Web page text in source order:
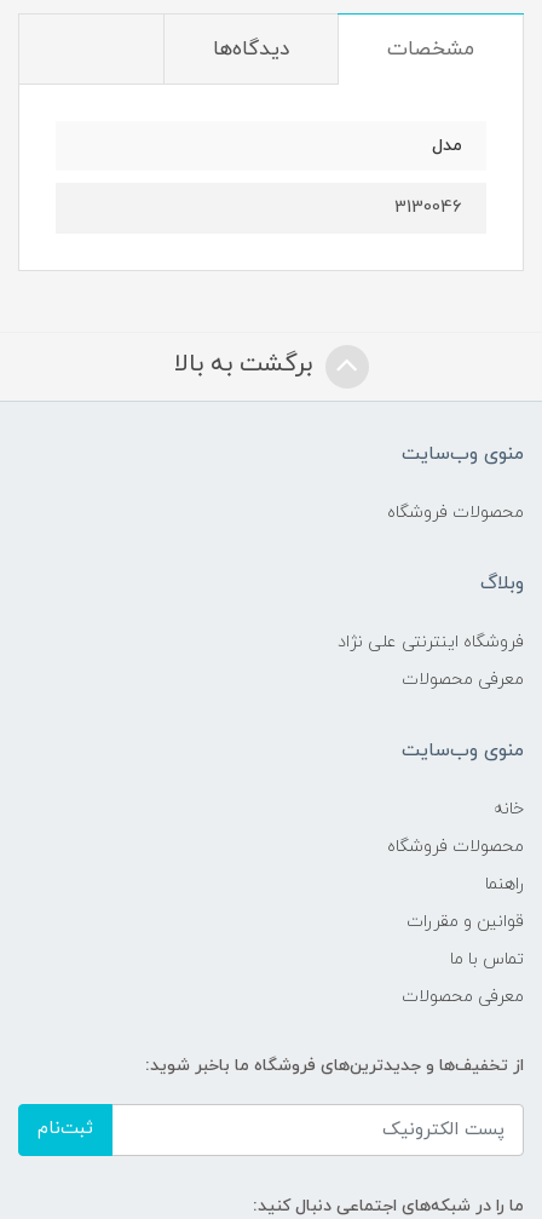
مشخصات دیدگاه‌ها
مدل
3130046
برگشت به بالا
منوی وب‌سایت
محصولات فروشگاه
وبلاگ
فروشگاه اینترنتی علی نژاد
معرفی محصولات
منوی وب‌سایت
خانه
محصولات فروشگاه
راهنما
قوانین و مقررات
تماس با ما
معرفی محصولات
از تخفیف‌ها و جدیدترین‌های فروشگاه ما باخبر شوید:
ثبت‌نام
ما را در شبکه‌های اجتماعی دنبال کنید: